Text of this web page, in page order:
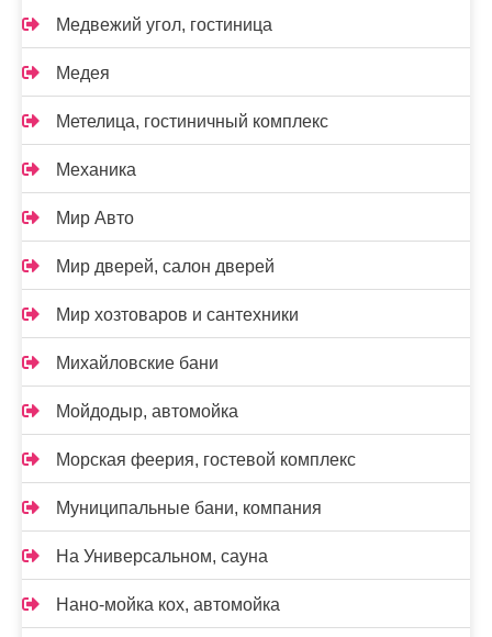
Медвежий угол, гостиница
Медея
Метелица, гостиничный комплекс
Механика
Мир Авто
Мир дверей, салон дверей
Мир хозтоваров и сантехники
Михайловские бани
Мойдодыр, автомойка
Морская феерия, гостевой комплекс
Муниципальные бани, компания
На Универсальном, сауна
Нано-мойка кох, автомойка